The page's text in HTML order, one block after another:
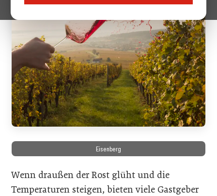
Eisenberg
Wenn draußen der Rost glüht und die
Temperaturen steigen, bieten viele Gastgeber